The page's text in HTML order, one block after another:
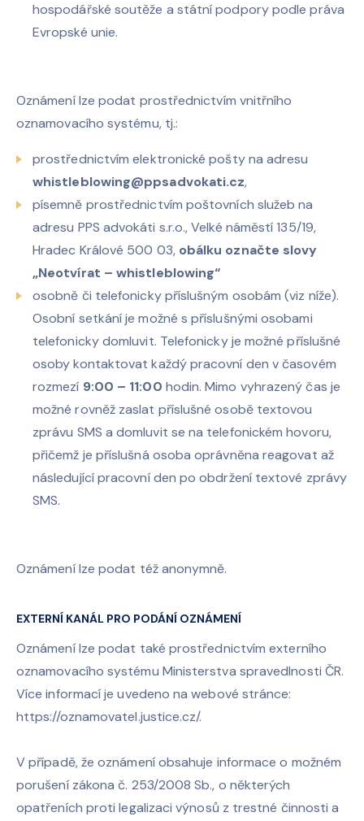
hospodářské soutěže a státní podpory podle práva
Evropské unie.
Oznámení lze podat prostřednictvím vnitřního
oznamovacího systému, tj.:
prostřednictvím elektronické pošty na adresu
whistleblowing@ppsadvokati.cz,
písemně prostřednictvím poštovních služeb na
adresu PPS advokáti s.r.o., Velké náměstí 135/19,
Hradec Králové 500 03, obálku označte slovy
„Neotvírat – whistleblowing“
osobně či telefonicky příslušným osobám (viz níže).
Osobní setkání je možné s příslušnými osobami
telefonicky domluvit. Telefonicky je možné příslušné
osoby kontaktovat každý pracovní den v časovém
rozmezí 9:00 – 11:00 hodin. Mimo vyhrazený čas je
možné rovněž zaslat příslušné osobě textovou
zprávu SMS a domluvit se na telefonickém hovoru,
přičemž je příslušná osoba oprávněna reagovat až
následující pracovní den po obdržení textové zprávy
SMS.
Oznámení lze podat též anonymně.
EXTERNÍ KANÁL PRO PODÁNÍ OZNÁMENÍ
Oznámení lze podat také prostřednictvím externího
oznamovacího systému Ministerstva spravedlnosti ČR.
Více informací je uvedeno na webové stránce:
https://oznamovatel.justice.cz/.
V případě, že oznámení obsahuje informace o možném
porušení zákona č. 253/2008 Sb., o některých
opatřeních proti legalizaci výnosů z trestné činnosti a